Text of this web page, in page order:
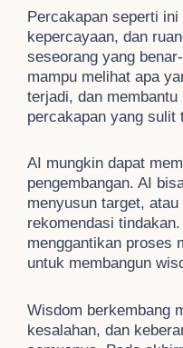
Percakapan seperti
kepercayaan, dan
seseorang yang
mampu melihat apa
terjadi, dan membantu
percakapan yang sulit
AI mungkin dapat
pengembangan. AI
menyusun target,
rekomendasi
menggantikan proses
untuk membangun
Wisdom berkembang
kesalahan, dan